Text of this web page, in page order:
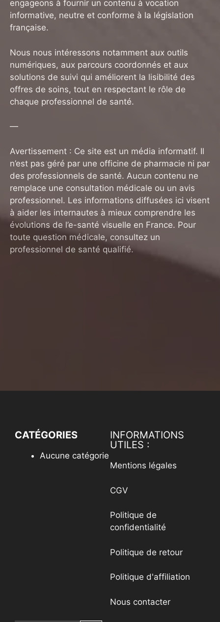
engageons à fournir un contenu à vocation
informative, neutre et conforme à la législation
française.
Nous nous intéressons notamment aux outils
numériques, aux parcours coordonnés et aux
solutions de suivi qui améliorent la lisibilité des
offres de soins, tout en respectant le rôle de
chaque professionnel de santé.
—
Avertissement : Ce site est un média informatif. Il
n’est pas géré par une officine de pharmacie ni par
des professionnels de santé. Aucun contenu ne
remplace une consultation médicale ou un avis
professionnel. Les informations diffusées ici visent
à aider les internautes à mieux comprendre les
évolutions de l’e-santé visuelle en France. Pour
toute question médicale, consultez un
professionnel de santé qualifié.
CATÉGORIES
Aucune catégorie
INFORMATIONS
UTILES :
Mentions légales
CGV
Politique de
confidentialité
Politique de retour
Politique d'affiliation
Nous contacter